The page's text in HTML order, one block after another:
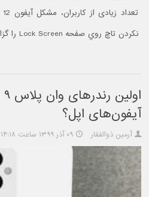
نکردن تاچ روي صفحه Lock Screen را گزارش کرده‌اند.
آیفون‌های اپل؟
آرمین ذوالفقار ۰۹ آذر ۱۳۹۹ ساعت ۱۴:۱۸